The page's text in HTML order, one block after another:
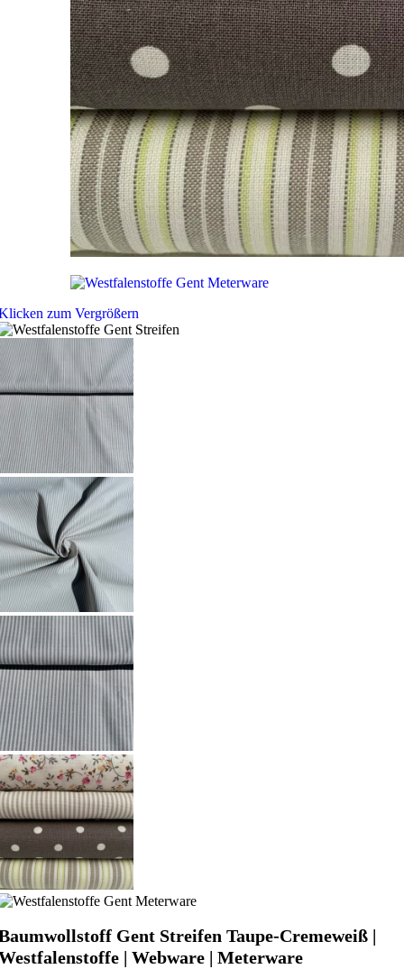
zum Vergrößern
Gent Streifen Taupe-Cremeweiß |
| Webware | Meterware